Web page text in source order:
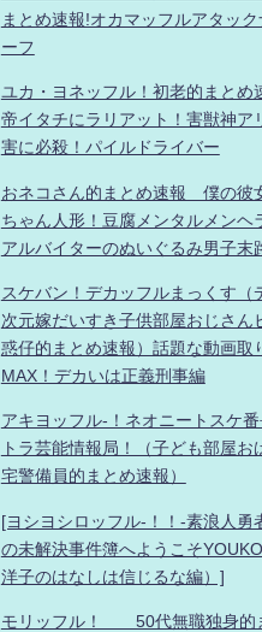
まとめ速報!オカマッフルアタッ
ーフ
ユカ・ヨネッフル！初老的まとめ
帝イタチにラリアット！害獣神ア
害に必殺！パイルドライバー
おネコさん的まとめ速報 僕の彼
ちゃん人形！豆腐メンタルメンヘ
アルバイターのぬいぐるみ男子末
スケバン！デカッフルまっくす（
次元嫁だいすき子供部屋おじさん
惑仔的まとめ速報）話題な動画取
MAX！デカいは正義刑事編
アキヨッフル-！ネオニートスケ
トラ芸能情報局！（子ども部屋お
宅警備員的まとめ速報）
[ヨシヨシロッフル-！！-素浪人勇
の未解決事件簿へようこそ
洋子のはなしは信じるな編）]
モリッフル！ 50代無職独身的